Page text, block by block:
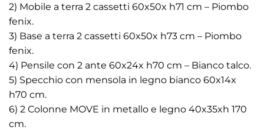
2) Mobile a terra 2 cassetti 60x50x h71 cm – Piombo
fenix.
3) Base a terra 2 cassetti 60x50x h73 cm – Piombo
fenix.
4) Pensile con 2 ante 60x24x h70 cm – Bianco talco.
5) Specchio con mensola in legno bianco 60x14x
h70 cm.
6) 2 Colonne MOVE in metallo e legno 40x35xh 170
cm.